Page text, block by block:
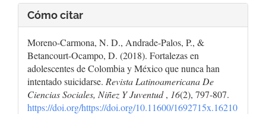
Cómo citar
Moreno-Carmona, N. D., Andrade-Palos, P., &
Betancourt-Ocampo, D. (2018). Fortalezas en
adolescentes de Colombia y México que nunca han
intentado suicidarse. Revista Latinoamericana De
Ciencias Sociales, Niñez Y Juventud, 16(2), 797-807.
https://doi.org/https://doi.org/10.11600/1692715x.16210